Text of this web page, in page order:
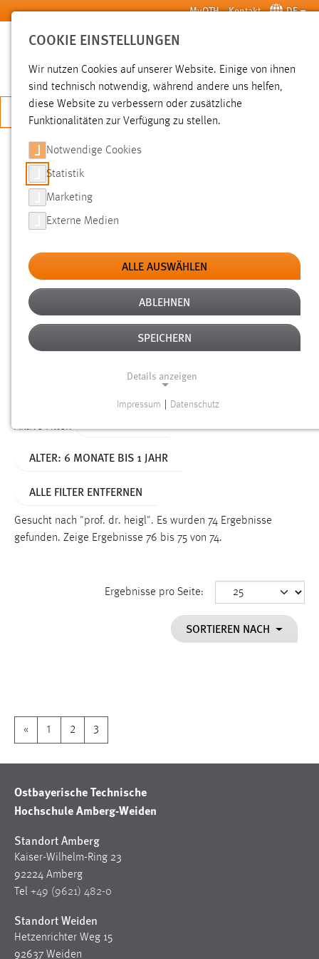
Zum Hauptinhalt springen MyOTH Kontakt DE
SUCHE
JETZT BEWERBEN
SUCHE
FILTER
Typ
Erstellungsdatum
Alter
Aktive Filter:
ALTER: 6 MONATE BIS 1 JAHR
ALLE FILTER ENTFERNEN
Gesucht nach "prof. dr. heigl". Es wurden 74 Ergebnisse
gefunden. Zeige Ergebnisse 76 bis 75 von 74.
Ergebnisse pro Seite:
SORTIEREN NACH
« 1 2 3
Ostbayerische Technische
Hochschule Amberg-Weiden
Standort Amberg
Kaiser-Wilhelm-Ring 23
92224 Amberg
Tel +49 (9621) 482-0
Standort Weiden
Hetzenrichter Weg 15
92637 Weiden
COOKIE EINSTELLUNGEN
Wir nutzen Cookies auf unserer Website. Einige von ihnen
sind technisch notwendig, während andere uns helfen,
diese Website zu verbessern oder zusätzliche
Funktionalitäten zur Verfügung zu stellen.
Notwendige Cookies
Statistik
Marketing
Externe Medien
ALLE AUSWÄHLEN
ABLEHNEN
SPEICHERN
Details anzeigen
Funktionen und sind für die einwandfreie Funktion der
Name:
Dieser Cookie speichert die ausgewählten Einverständnis-
Name:
staticfilecache
Zweck:
gespeichert, ob man eingeloggt ist.
Sprachpräferenz
Name:
site-language-preference
Das Cookie speichert die gewählte Sprache der Website.
Cookie Laufzeit:
Impressum Datenschutz